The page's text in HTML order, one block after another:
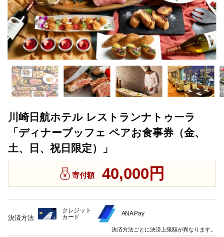
川崎日航ホテル レストランナトゥーラ
「ディナーブッフェ ペアお食事券（金、
土、日、祝日限定）」
寄付額 40,000円
決済方法
クレジット
カード
ANA Pay
決済方法ごとに決済上限額が異なります。